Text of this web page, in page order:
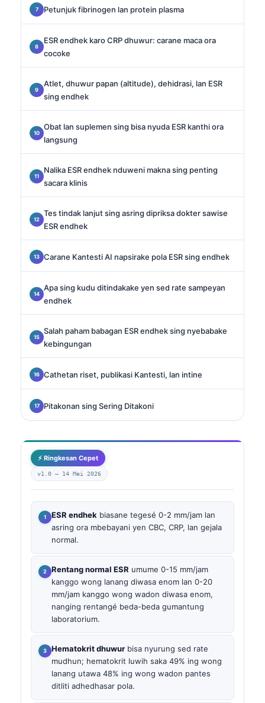
Petunjuk fibrinogen lan protein plasma
ESR endhek karo CRP dhuwur: carane maca ora
cocoke
Atlet, dhuwur papan (altitude), dehidrasi, lan ESR
sing endhek
Obat lan suplemen sing bisa nyuda ESR kanthi ora
langsung
Nalika ESR endhek nduweni makna sing penting
sacara klinis
Tes tindak lanjut sing asring dipriksa dokter sawise
ESR endhek
Carane Kantesti AI napsirake pola ESR sing endhek
Apa sing kudu ditindakake yen sed rate sampeyan
endhek
Salah paham babagan ESR endhek sing nyebabake
kebingungan
Cathetan riset, publikasi Kantesti, lan intine
Pitakonan sing Sering Ditakoni
⚡ Ringkesan Cepet
v1.0 — 14 Mei 2026
ESR endhek biasane tegesé 0-2 mm/jam lan
asring ora mbebayani yen CBC, CRP, lan gejala
normal.
Rentang normal ESR umume 0-15 mm/jam
kanggo wong lanang diwasa enom lan 0-20
mm/jam kanggo wong wadon diwasa enom,
nanging rentangé beda-beda gumantung
laboratorium.
Hematokrit dhuwur bisa nyurung sed rate
mudhun; hematokrit luwih saka 49% ing wong
lanang utawa 48% ing wong wadon pantes
ditliti adhedhasar pola.